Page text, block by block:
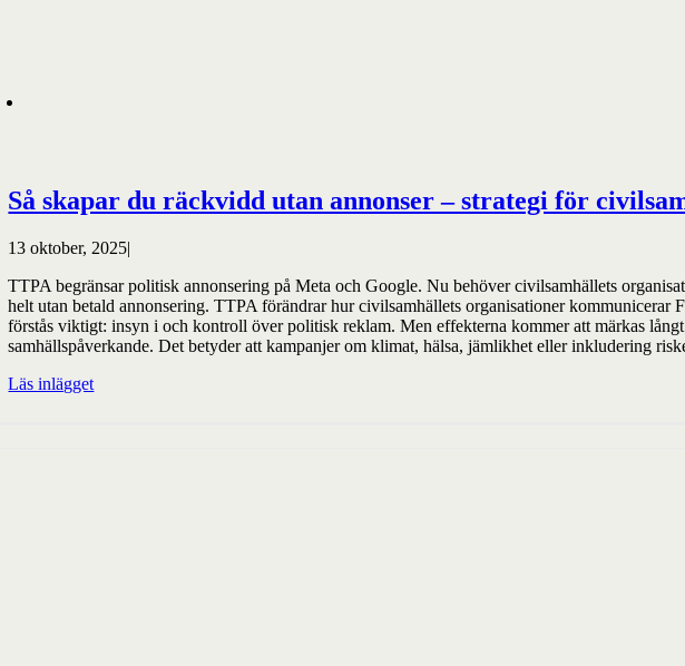
Så skapar du räckvidd utan annonser – strategi för
13 oktober, 2025|
TTPA begränsar politisk annonsering på Meta och Google. Nu behöver civilsamhällets
helt utan betald annonsering. TTPA förändrar hur civilsamhällets organisationer
förstås viktigt: insyn i och kontroll över politisk reklam. Men effekterna kommer att märkas
samhällspåverkande. Det betyder att kampanjer om klimat, hälsa, jämlikhet eller inkludering
Läs inlägget